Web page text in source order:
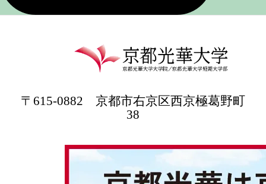
〒615-0882 京都市右京区西京極葛野町
38